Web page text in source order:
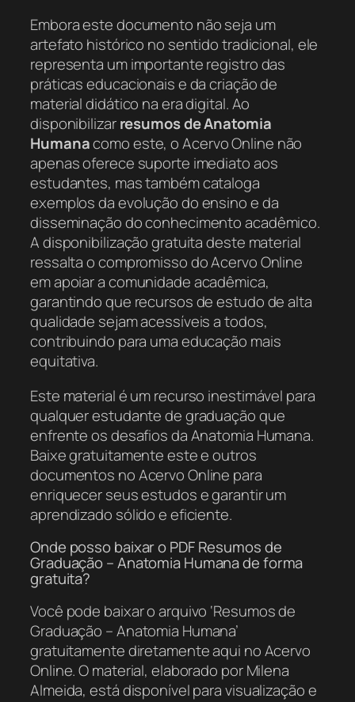
Embora este documento não seja um
artefato histórico no sentido tradicional, ele
representa um importante registro das
práticas educacionais e da criação de
material didático na era digital. Ao
disponibilizarresumos de Anatomia
Humanacomo este, o Acervo Online não
apenas oferece suporte imediato aos
estudantes, mas também cataloga
exemplos da evolução do ensino e da
disseminação do conhecimento acadêmico.
A disponibilização gratuita deste material
ressalta o compromisso do Acervo Online
em apoiar a comunidade acadêmica,
garantindo que recursos de estudo de alta
qualidade sejam acessíveis a todos,
contribuindo para uma educação mais
equitativa.
Este material é um recurso inestimável para
qualquer estudante de graduação que
enfrente os desafios da Anatomia Humana.
Baixe gratuitamente este e outros
documentos no Acervo Online para
enriquecer seus estudos e garantir um
aprendizado sólido e eficiente.
Onde posso baixar o PDF Resumos de
Graduação – Anatomia Humana de forma
gratuita?
Você pode baixar o arquivo ‘Resumos de
Graduação – Anatomia Humana’
gratuitamente diretamente aqui no Acervo
Online. O material, elaborado por Milena
Almeida, está disponível para visualização e